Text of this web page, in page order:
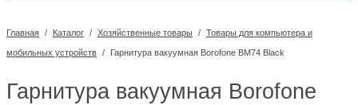
Главная / Каталог / Хозяйственные товары / Товары для компьютера и
мобильных устройств / Гарнитура вакуумная Borofone BM74 Black
Гарнитура вакуумная Borofone